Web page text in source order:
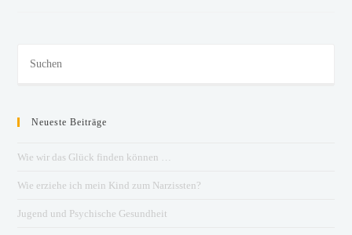
Neueste Beiträge
Wie wir das Glück finden können …
Wie erziehe ich mein Kind zum Narzissten?
Jugend und Psychische Gesundheit